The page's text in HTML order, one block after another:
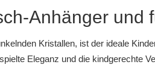
Anhänger und
Kristallen, ist der ideale
Eleganz und die kindgerechte